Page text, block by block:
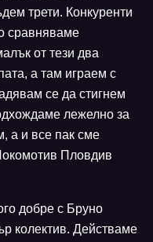
трети. Конкуренти
сравняваме
от тези два
а там играем с
се да стигнем
лежелно за
а и все пак сме
Пловдив
добре с Бруно
колектив. Действаме